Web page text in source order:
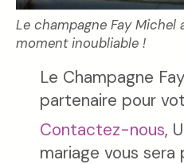
Le champagne Fay Michel
moment inoubliable !
Le Champagne
partenaire pour
Contactez-nous,
mariage vous sera